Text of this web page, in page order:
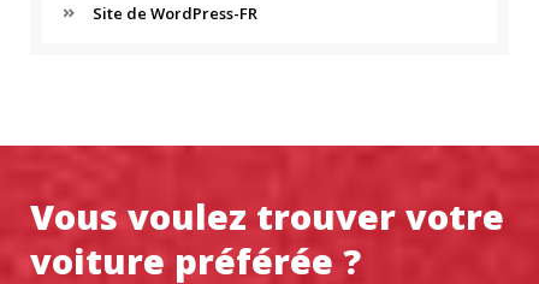
Site de WordPress-FR
Vous voulez trouver votre
voiture préférée ?